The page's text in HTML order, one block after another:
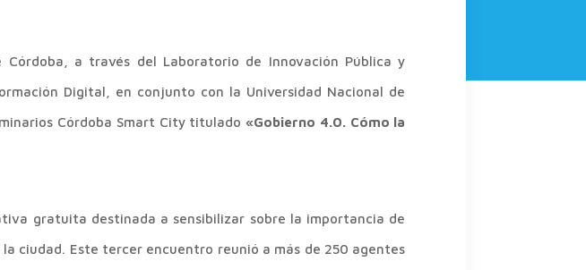
a través del Laboratorio de Innovación Pública y
Digital, en conjunto con la Universidad Nacional de
Córdoba Smart City titulado«Gobierno 4.0. Cómo la
gratuita destinada a sensibilizar sobre la importancia de
ciudad. Este tercer encuentro reunió a más de 250 agentes